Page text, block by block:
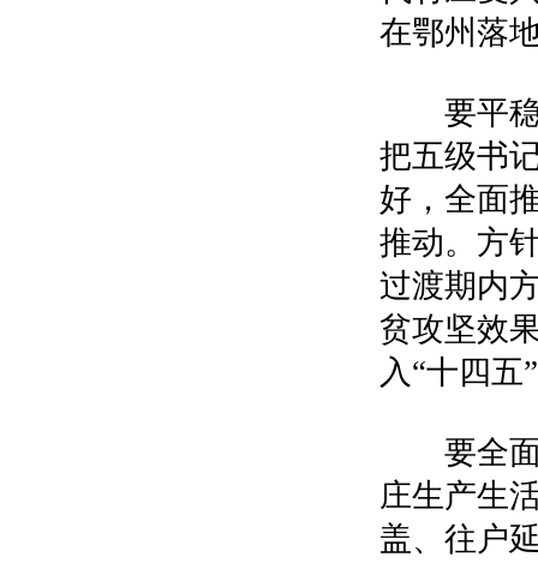
在鄂州落
要平稳
把五级书
好，全面
推动。方
过渡期内
贫攻坚效
入“十四五
要全面
庄生产生
盖、往户